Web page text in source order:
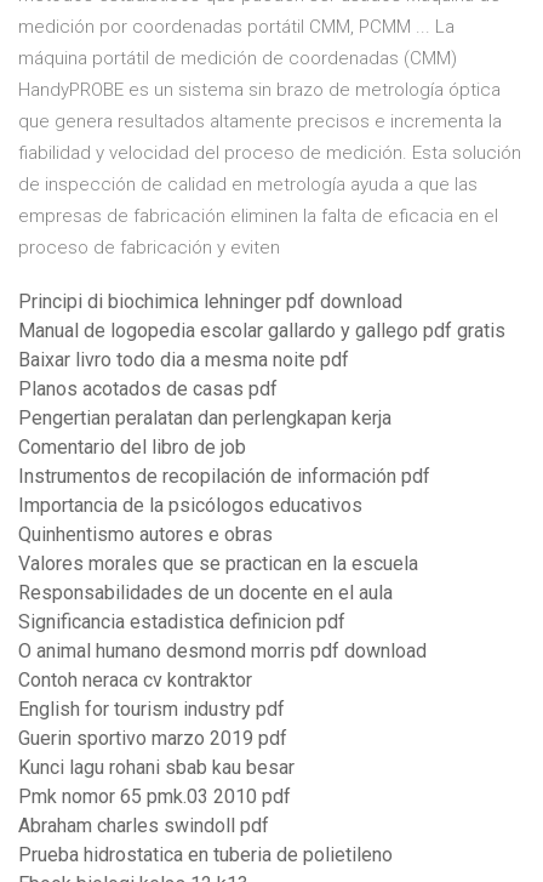
medición por coordenadas portátil CMM, PCMM ... La
máquina portátil de medición de coordenadas (CMM)
HandyPROBE es un sistema sin brazo de metrología óptica
que genera resultados altamente precisos e incrementa la
fiabilidad y velocidad del proceso de medición. Esta solución
de inspección de calidad en metrología ayuda a que las
empresas de fabricación eliminen la falta de eficacia en el
proceso de fabricación y eviten
Principi di biochimica lehninger pdf download
Manual de logopedia escolar gallardo y gallego pdf gratis
Baixar livro todo dia a mesma noite pdf
Planos acotados de casas pdf
Pengertian peralatan dan perlengkapan kerja
Comentario del libro de job
Instrumentos de recopilación de información pdf
Importancia de la psicólogos educativos
Quinhentismo autores e obras
Valores morales que se practican en la escuela
Responsabilidades de un docente en el aula
Significancia estadistica definicion pdf
O animal humano desmond morris pdf download
Contoh neraca cv kontraktor
English for tourism industry pdf
Guerin sportivo marzo 2019 pdf
Kunci lagu rohani sbab kau besar
Pmk nomor 65 pmk.03 2010 pdf
Abraham charles swindoll pdf
Prueba hidrostatica en tuberia de polietileno